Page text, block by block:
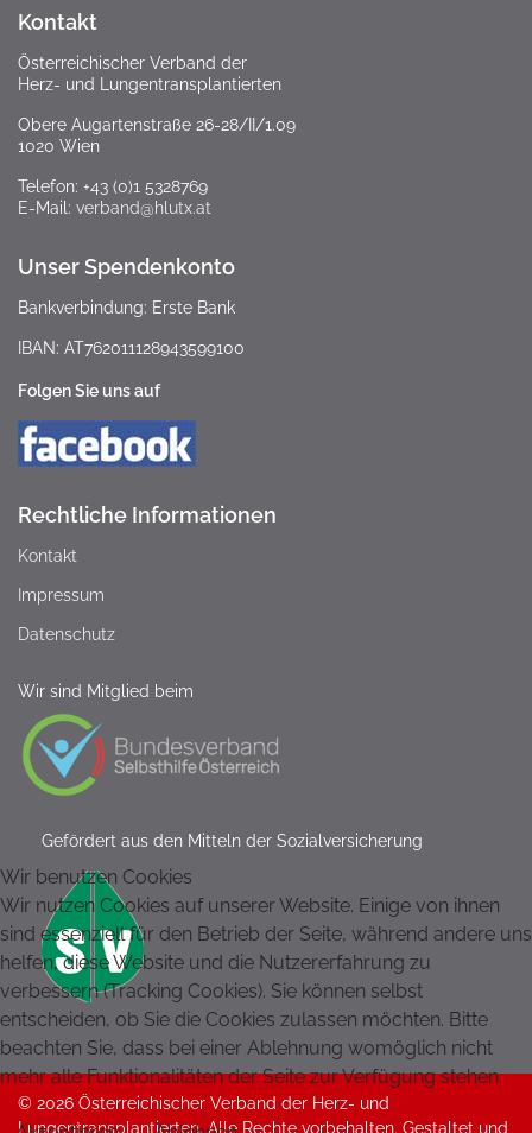
Kontakt
Österreichischer Verband der
Herz- und Lungentransplantierten
Obere Augartenstraße 26-28/II/1.09
1020 Wien
Telefon: +43 (0)1 5328769
E-Mail: verband@hlutx.at
Unser Spendenkonto
Bankverbindung: Erste Bank
IBAN: AT762011128943599100
Folgen Sie uns auf
Rechtliche Informationen
Kontakt
Impressum
Datenschutz
Wir sind Mitglied beim
Gefördert aus den Mitteln der Sozialversicherung
© 2026 Österreichischer Verband der Herz- und
Lungentransplantierten. Alle Rechte vorbehalten. Gestaltet und
Wir benutzen Cookies
Wir nutzen Cookies auf unserer Website. Einige von ihnen
sind essenziell für den Betrieb der Seite, während andere uns
helfen, diese Website und die Nutzererfahrung zu
verbessern (Tracking Cookies). Sie können selbst
entscheiden, ob Sie die Cookies zulassen möchten. Bitte
beachten Sie, dass bei einer Ablehnung womöglich nicht
mehr alle Funktionalitäten der Seite zur Verfügung stehen.